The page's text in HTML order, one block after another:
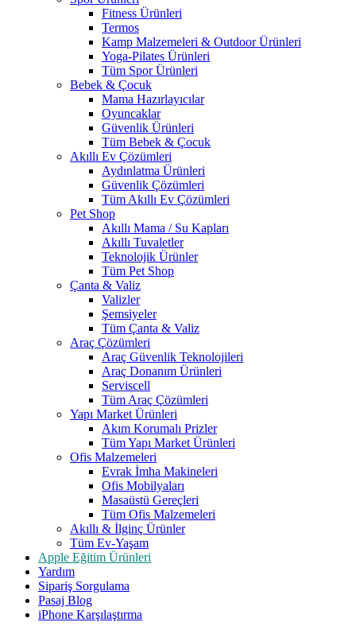
Fitness Ürünleri
Termos
Kamp Malzemeleri & Outdoor Ürünleri
Yoga-Pilates Ürünleri
Tüm Spor Ürünleri
Bebek & Çocuk
Mama Hazırlayıcılar
Oyuncaklar
Güvenlik Ürünleri
Tüm Bebek & Çocuk
Akıllı Ev Çözümleri
Aydınlatma Ürünleri
Güvenlik Çözümleri
Tüm Akıllı Ev Çözümleri
Pet Shop
Akıllı Mama / Su Kapları
Akıllı Tuvaletler
Teknolojik Ürünler
Tüm Pet Shop
Çanta & Valiz
Valizler
Şemsiyeler
Tüm Çanta & Valiz
Araç Çözümleri
Araç Güvenlik Teknolojileri
Araç Donanım Ürünleri
Serviscell
Tüm Araç Çözümleri
Yapı Market Ürünleri
Akım Korumalı Prizler
Tüm Yapı Market Ürünleri
Ofis Malzemeleri
Evrak İmha Makineleri
Ofis Mobilyaları
Masaüstü Gereçleri
Tüm Ofis Malzemeleri
Akıllı & İlginç Ürünler
Tüm Ev-Yaşam
Apple Eğitim Ürünleri
Yardım
Sipariş Sorgulama
Pasaj Blog
iPhone Karşılaştırma